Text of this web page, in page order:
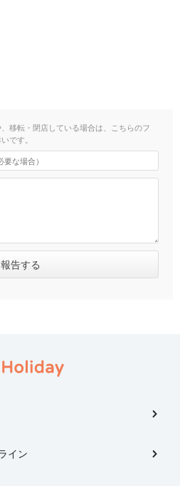
移転・閉店している場合は、こちらのフ
です。
イン